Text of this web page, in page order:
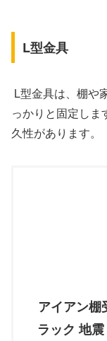
L型金具
L型金具は、棚や
っかりと固定し
久性があります。
アイアン棚
ラック 地